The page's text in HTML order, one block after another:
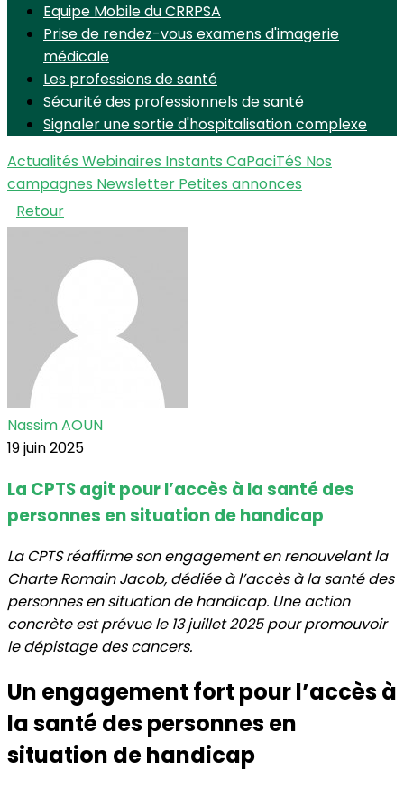
Equipe Mobile du CRRPSA
Prise de rendez-vous examens d'imagerie
médicale
Les professions de santé
Sécurité des professionnels de santé
Signaler une sortie d'hospitalisation complexe
Actualités Webinaires Instants CaPaciTéS Nos
campagnes Newsletter Petites annonces
Retour
Nassim AOUN
19 juin 2025
La CPTS agit pour l’accès à la santé des
personnes en situation de handicap
La CPTS réaffirme son engagement en renouvelant la
Charte Romain Jacob, dédiée à l’accès à la santé des
personnes en situation de handicap. Une action
concrète est prévue le 13 juillet 2025 pour promouvoir
le dépistage des cancers.
Un engagement fort pour l’accès à
la santé des personnes en
situation de handicap